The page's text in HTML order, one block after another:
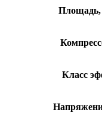
Площадь,
Класс